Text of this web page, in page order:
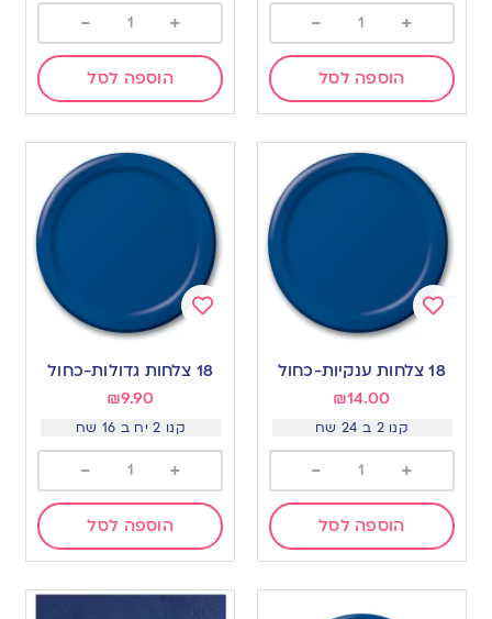
+
-
הוספה לסל
+
-
הוספה לסל
to
wishlist
18 צלחות ענקיות-כחול
₪14.00
קנו 2 ב 24 שח
+
-
הוספה לסל
to
wishlist
18 צלחות גדולות-כחול
₪9.90
קנו 2 יח ב 16 שח
+
-
הוספה לסל